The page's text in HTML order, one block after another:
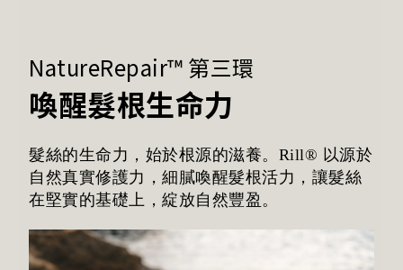
NatureRepair™ 第三環
喚醒髮根生命力
髮絲的生命力，始於根源的滋養。Rill® 以源於
自然真實修護力，細膩喚醒髮根活力，讓髮絲
在堅實的基礎上，綻放自然豐盈。